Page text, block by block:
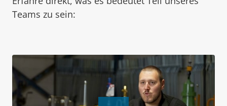
Teams zu sein: